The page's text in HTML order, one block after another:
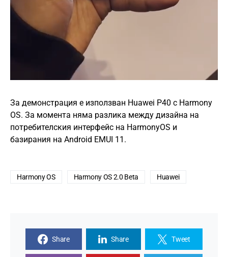
За демонстрация е използван Huawei P40 с Harmony
OS. За момента няма разлика между дизайна на
потребителския интерфейс на HarmonyOS и
базирания на Android EMUI 11.
Harmony OS Harmony OS 2.0 Beta Huawei
Share Share Tweet